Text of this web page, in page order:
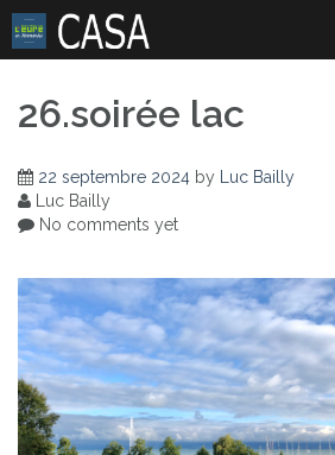
Skip
content
26.soirée lac
22 septembre 2024 by Luc Bailly
Luc Bailly
No comments yet